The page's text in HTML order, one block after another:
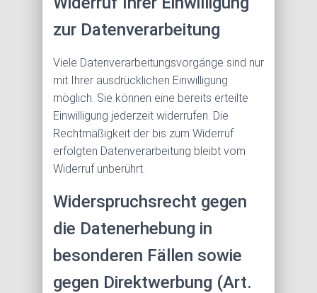
zur Datenverarbeitung
Viele Datenverarbeitungsvorgänge sind nur
mit Ihrer ausdrücklichen Einwilligung
möglich. Sie können eine bereits erteilte
Einwilligung jederzeit widerrufen. Die
Rechtmäßigkeit der bis zum Widerruf
erfolgten Datenverarbeitung bleibt vom
Widerruf unberührt.
Widerspruchsrecht gegen
die Datenerhebung in
besonderen Fällen sowie
gegen Direktwerbung (Art.